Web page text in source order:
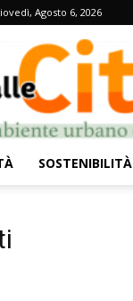
Agosto 6, 2026
SOSTENIBILITÀ